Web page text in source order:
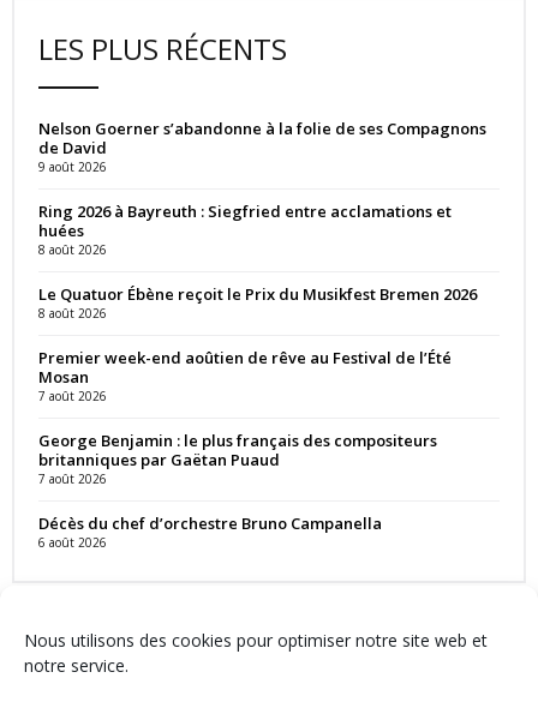
Nous utilisons des cookies pour optimiser notre site web et
notre service.
LES PLUS RÉCENTS
Nelson Goerner s’abandonne à la folie de ses Compagnons
de David
9 août 2026
Ring 2026 à Bayreuth : Siegfried entre acclamations et
huées
8 août 2026
Le Quatuor Ébène reçoit le Prix du Musikfest Bremen 2026
8 août 2026
Premier week-end aoûtien de rêve au Festival de l’Été
Mosan
7 août 2026
George Benjamin : le plus français des compositeurs
britanniques par Gaëtan Puaud
7 août 2026
Décès du chef d’orchestre Bruno Campanella
6 août 2026